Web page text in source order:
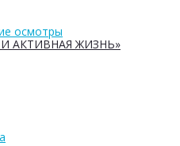
АКТИВНАЯ ЖИЗНЬ»
осмотры